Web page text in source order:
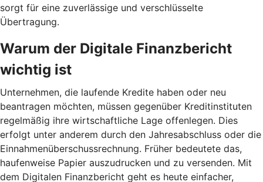
sorgt für eine zuverlässige und verschlüsselte
Übertragung.
Warum der Digitale Finanzbericht
wichtig ist
Unternehmen, die laufende Kredite haben oder neu
beantragen möchten, müssen gegenüber Kreditinstituten
regelmäßig ihre wirtschaftliche Lage offenlegen. Dies
erfolgt unter anderem durch den Jahresabschluss oder die
Einnahmenüberschussrechnung. Früher bedeutete das,
haufenweise Papier auszudrucken und zu versenden. Mit
dem Digitalen Finanzbericht geht es heute einfacher,